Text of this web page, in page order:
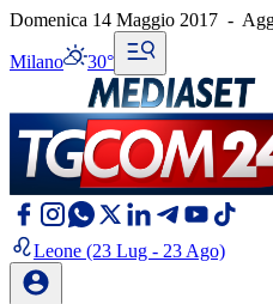
Domenica 14 Maggio 2017 -
Milano 30°
Leone (23 Lug - 23 Ago)